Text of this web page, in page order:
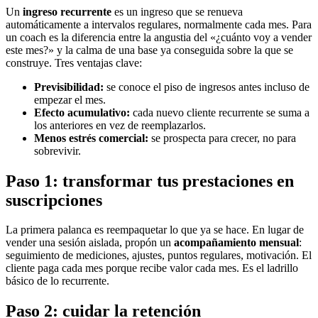
Un ingreso recurrente es un ingreso que se renueva
automáticamente a intervalos regulares, normalmente cada mes. Para
un coach es la diferencia entre la angustia del «¿cuánto voy a vender
este mes?» y la calma de una base ya conseguida sobre la que se
construye. Tres ventajas clave:
Previsibilidad: se conoce el piso de ingresos antes incluso de
empezar el mes.
Efecto acumulativo: cada nuevo cliente recurrente se suma a
los anteriores en vez de reemplazarlos.
Menos estrés comercial: se prospecta para crecer, no para
sobrevivir.
Paso 1: transformar tus prestaciones en
suscripciones
La primera palanca es reempaquetar lo que ya se hace. En lugar de
vender una sesión aislada, propón un acompañamiento mensual:
seguimiento de mediciones, ajustes, puntos regulares, motivación. El
cliente paga cada mes porque recibe valor cada mes. Es el ladrillo
básico de lo recurrente.
Paso 2: cuidar la retención